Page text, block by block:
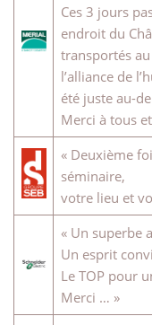
Ces 3 jours
endroit du
transportés
l’alliance de
été juste au-
Merci à tous
« Deuxième
séminaire,
votre lieu et
« Un superbe
Un esprit
Le TOP pour
Merci … »